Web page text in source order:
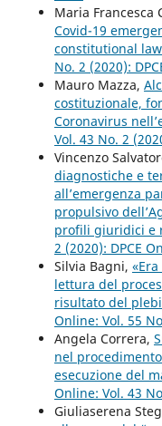
Maria Francesca
Covid-19
constitutional
No. 2 (2020):
Mauro Mazza,
costituzionale,
Coronavirus
Vol. 43 No. 2
Vincenzo
diagnostiche e
all’emergenza
propulsivo
profili giuridici e
2 (2020): DPCE
Silvia Bagni,
lettura del
risultato del
Online: Vol. 55
Angela Correra,
nel
esecuzione del
Online: Vol. 43
Giuliaserena